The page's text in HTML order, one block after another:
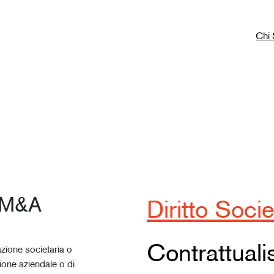
Chi
societaria o
aziendale o di
Diritto